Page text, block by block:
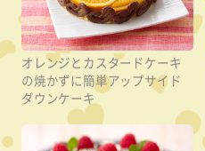
オレンジとカスタードケーキ
の焼かずに簡単アップサイド
ダウンケーキ